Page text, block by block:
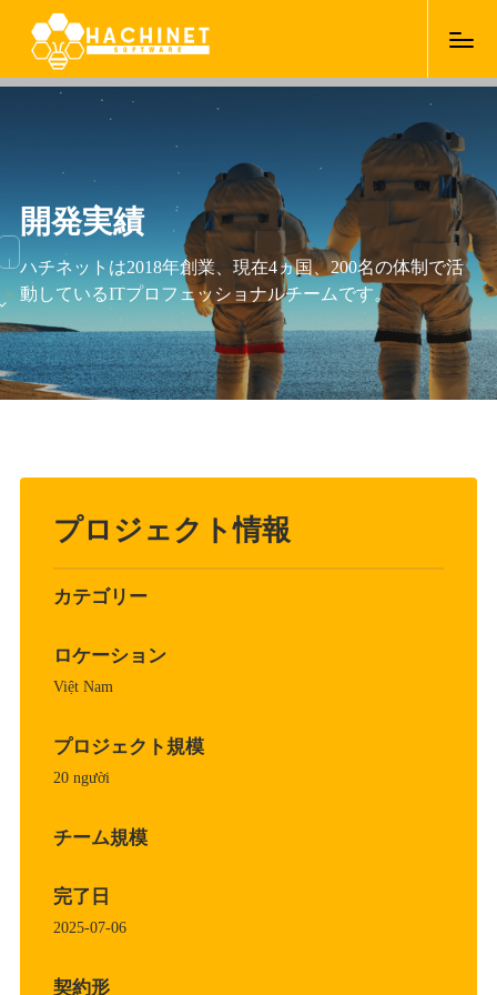
開発実績
ハチネットは2018年創業、現在4ヵ国、200名の体制で活
動しているITプロフェッショナルチームです。
プロジェクト情報
カテゴリー
ロケーション
Việt Nam
プロジェクト規模
20 người
チーム規模
完了日
2025-07-06
契約形